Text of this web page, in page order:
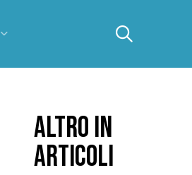
ALTRO IN
ARTICOLI